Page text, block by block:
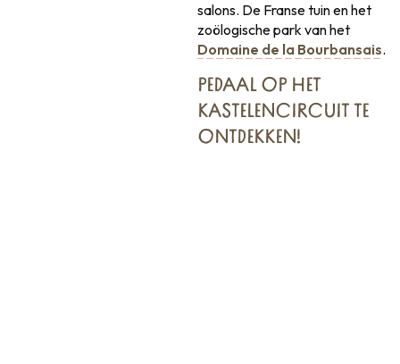
salons. De Franse tuin en het
zoölogische park van het
Domaine de la Bourbansais.
PEDAAL OP HET
KASTELENCIRCUIT TE
ONTDEKKEN!